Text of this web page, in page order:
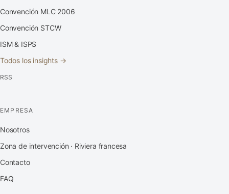
Convención MLC 2006
Convención STCW
ISM & ISPS
Todos los insights →
RSS
EMPRESA
Nosotros
Zona de intervención · Riviera francesa
Contacto
FAQ